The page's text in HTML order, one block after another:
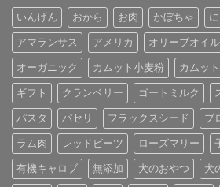
いんげん おから お肉 かぼちゃ
アマランサス アメリカ オリーブオイル
オーガニック カムット小麦粉 カムッ
ギフト クランベリー ゴートミルク
パスタ パセリ フラックスシード ブ
ラム肉 レッドビーツ ローズマリー
有機キャロブ 無添加 犬のおやつ 犬